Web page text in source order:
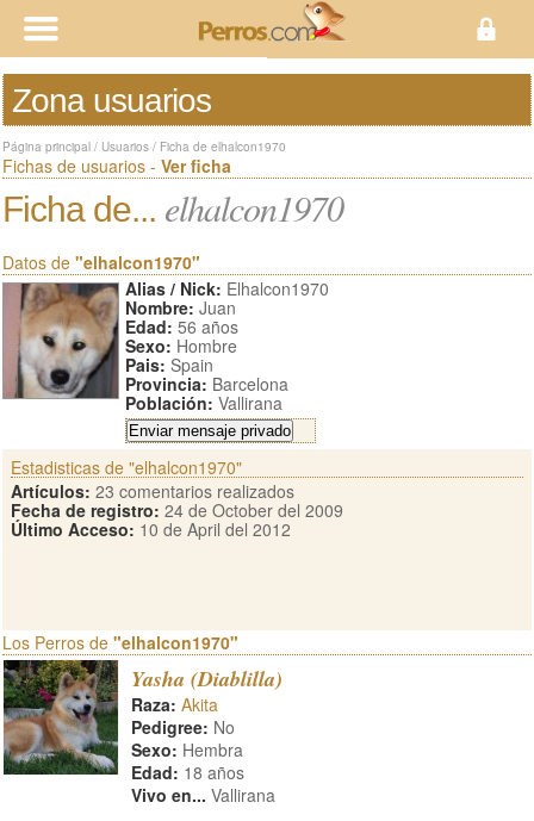
Zona usuarios
Página principal / Usuarios / Ficha de elhalcon1970
Fichas de usuarios - Ver ficha
Ficha de... elhalcon1970
Datos de "elhalcon1970"
Alias / Nick: Elhalcon1970
Nombre: Juan
Edad: 56 años
Sexo: Hombre
Pais: Spain
Provincia: Barcelona
Población: Vallirana
Estadisticas de "elhalcon1970"
Artículos: 23 comentarios realizados
Fecha de registro: 24 de October del 2009
Último Acceso: 10 de April del 2012
Los Perros de "elhalcon1970"
Yasha (Diablilla)
Raza: Akita
Pedigree: No
Sexo: Hembra
Edad: 18 años
Vivo en... Vallirana